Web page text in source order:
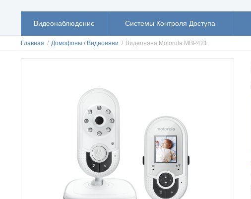
Видеонаблюдение Системы Контроля Доступа
Главная / Домофоны / Видеоняни / Видеоняня Motorola MBP421